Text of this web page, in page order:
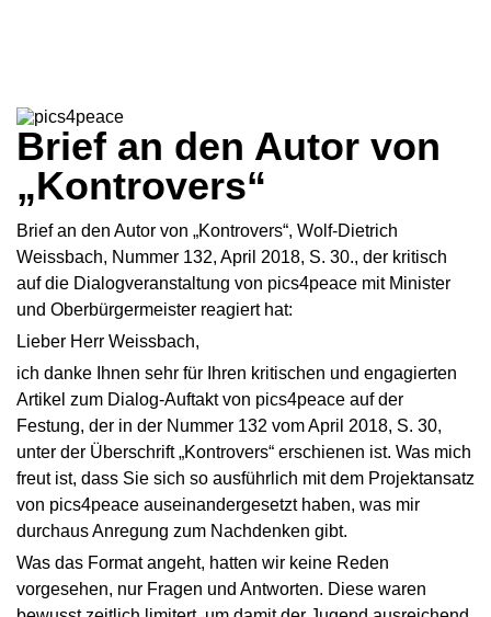
Brief an den Autor von
„Kontrovers“
Brief an den Autor von „Kontrovers“, Wolf-Dietrich
Weissbach, Nummer 132, April 2018, S. 30., der kritisch
auf die Dialogveranstaltung von pics4peace mit Minister
und Oberbürgermeister reagiert hat:
Lieber Herr Weissbach,
ich danke Ihnen sehr für Ihren kritischen und engagierten
Artikel zum Dialog-Auftakt von pics4peace auf der
Festung, der in der Nummer 132 vom April 2018, S. 30,
unter der Überschrift „Kontrovers“ erschienen ist. Was mich
freut ist, dass Sie sich so ausführlich mit dem Projektansatz
von pics4peace auseinandergesetzt haben, was mir
durchaus Anregung zum Nachdenken gibt.
Was das Format angeht, hatten wir keine Reden
vorgesehen, nur Fragen und Antworten. Diese waren